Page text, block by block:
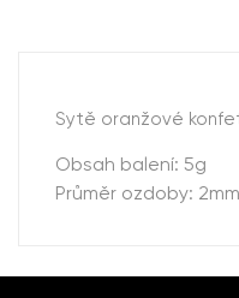
Sytě oranžové
Obsah balení: 5g
Průměr ozdoby: 2mm